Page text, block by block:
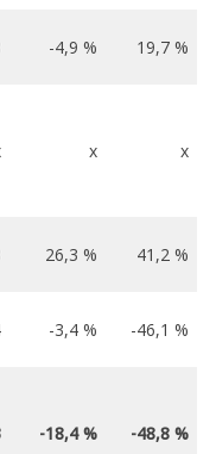
-4,9 % 19,7 %
x x
26,3 % 41,2 %
-3,4 % -46,1 %
-18,4 % -48,8 %